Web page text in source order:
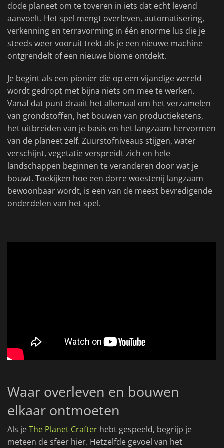
dode planeet om te toveren in iets dat echt levend
aanvoelt. Het spel mengt overleven, automatisering,
verkenning en terravorming in één enorme lus die je
steeds weer vooruit trekt als je een nieuwe machine
ontgrendelt of een nieuwe biome ontdekt.
Je begint als een pionier die op een vijandige wereld
wordt gedropt met bijna niets om mee te werken.
Vanaf dat punt draait het allemaal om het verzamelen
van grondstoffen, het bouwen van productieketens,
het uitbreiden van je basis en het langzaam hervormen
van de planeet zelf. Zuurstofniveaus stijgen, water
verschijnt, vegetatie verspreidt zich en hele
landschappen beginnen te veranderen door wat je
bouwt. Toekijken hoe een dorre woestenij langzaam
bewoonbaar wordt, is een van de meest bevredigende
onderdelen van het spel.
Waar overleven en bouwen
elkaar ontmoeten
Als jeThe Planet Crafter hebt gespeeld, begrijp je
meteen de sfeer hier. Hetzelfde gevoel van het